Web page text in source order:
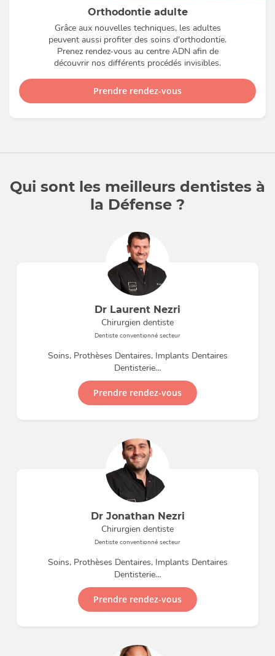
Orthodontie adulte
Grâce aux nouvelles techniques, les adultes
peuvent aussi profiter des soins d'orthodontie.
Prenez rendez-vous au centre ADN afin de
découvrir nos différents procédés invisibles.
Prendre rendez-vous
Qui sont les meilleurs dentistes à
la Défense ?
Dr Laurent Nezri
Chirurgien dentiste
Dentiste conventionné secteur
Soins, Prothèses Dentaires, Implants Dentaires
Dentisterie…
Prendre rendez-vous
Dr Jonathan Nezri
Chirurgien dentiste
Dentiste conventionné secteur
Soins, Prothèses Dentaires, Implants Dentaires
Dentisterie…
Prendre rendez-vous